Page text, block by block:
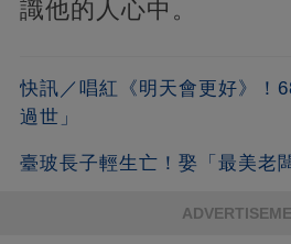
識他的人心中。
快訊／唱紅《明天會更好》！
過世」
臺玻長子輕生亡！娶「最美老